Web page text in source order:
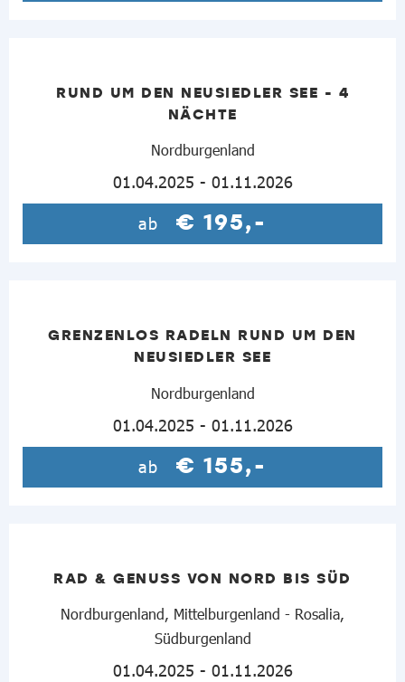
RUND UM DEN NEUSIEDLER SEE - 4
NÄCHTE
Nordburgenland
01.04.2025 - 01.11.2026
ab € 195,-
GRENZENLOS RADELN RUND UM DEN
NEUSIEDLER SEE
Nordburgenland
01.04.2025 - 01.11.2026
ab € 155,-
RAD & GENUSS VON NORD BIS SÜD
Nordburgenland, Mittelburgenland - Rosalia,
Südburgenland
01.04.2025 - 01.11.2026